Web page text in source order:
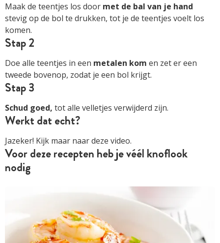
Maak de teentjes los door met de bal van je hand
stevig op de bol te drukken, tot je de teentjes voelt los
komen.
Stap 2
Doe alle teentjes in een metalen kom en zet er een
tweede bovenop, zodat je een bol krijgt.
Stap 3
Schud goed, tot alle velletjes verwijderd zijn.
Werkt dat echt?
Jazeker! Kijk maar naar deze video.
Voor deze recepten heb je véél knoflook
nodig